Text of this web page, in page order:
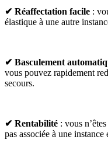
✔ Réaffectation facile :
élastique à une autre
✔ Basculement
vous pouvez rapidement
secours.
✔ Rentabilité : vous
pas associée à une